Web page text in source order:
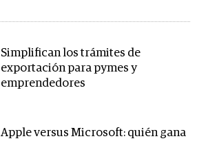
Simplifican los trámites de
exportación para pymes y
emprendedores
Apple versus Microsoft: quién gana